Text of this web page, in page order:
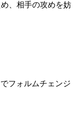
、相手の攻めを妨
フォルムチェンジ